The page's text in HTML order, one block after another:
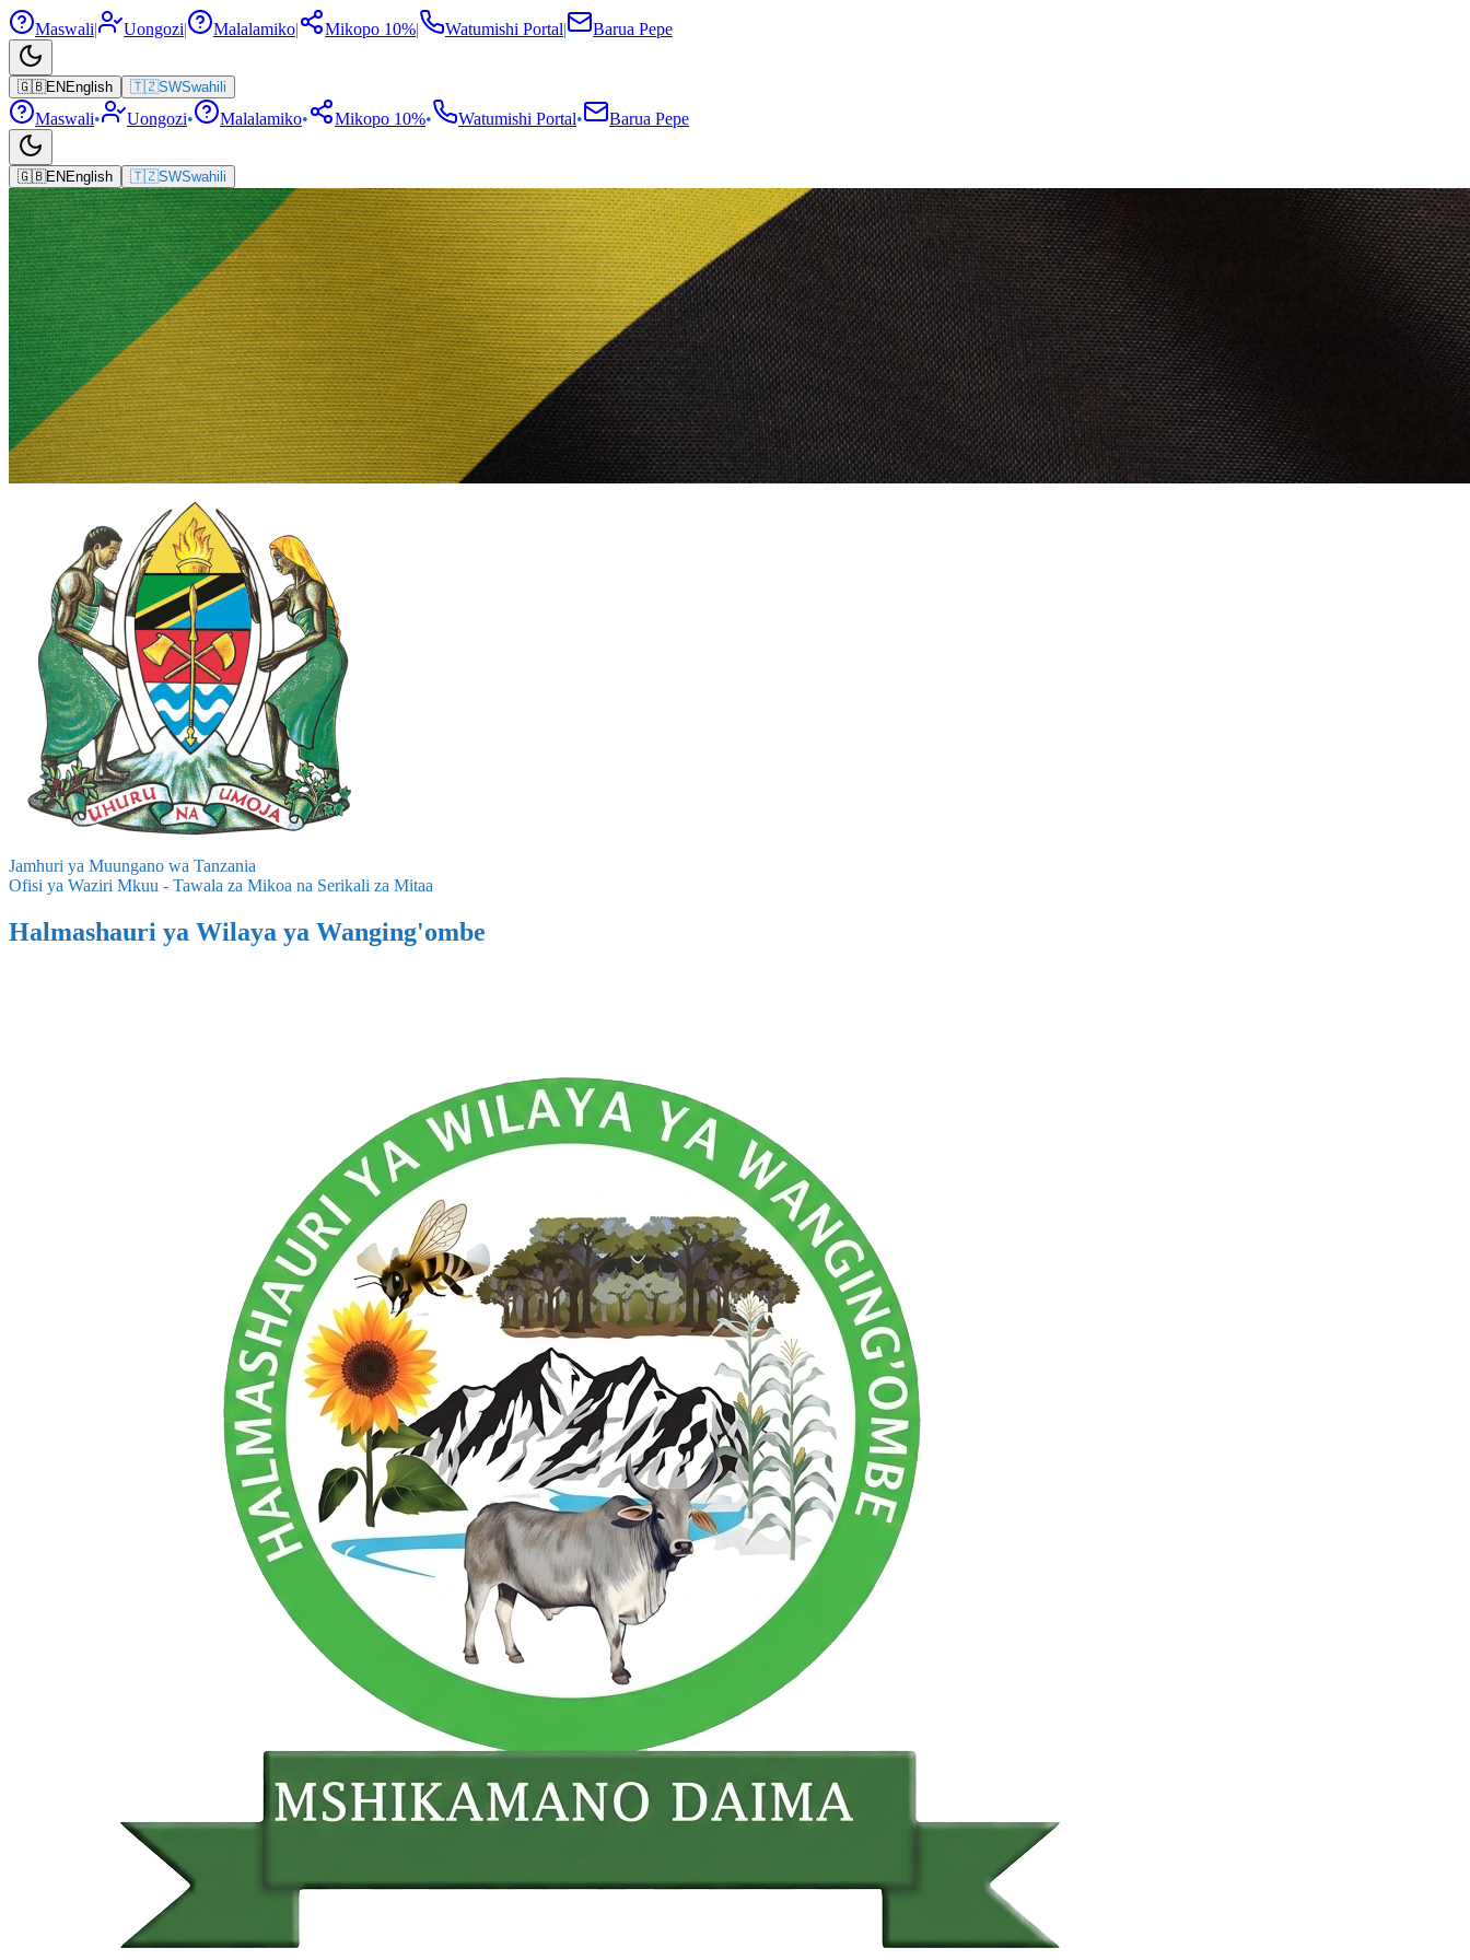
Maswali| Uongozi| Malalamiko| Mikopo 10%| Watumishi Portal| Barua Pepe
🇬🇧EN English 🇹🇿SWSwahili
Maswali• Uongozi• Malalamiko• Mikopo 10%• Watumishi Portal• Barua Pepe
🇬🇧EN English 🇹🇿SWSwahili
Jamhuri ya Muungano wa Tanzania
Ofisi ya Waziri Mkuu - Tawala za Mikoa na Serikali za Mitaa
Halmashauri ya Wilaya ya Wanging'ombe